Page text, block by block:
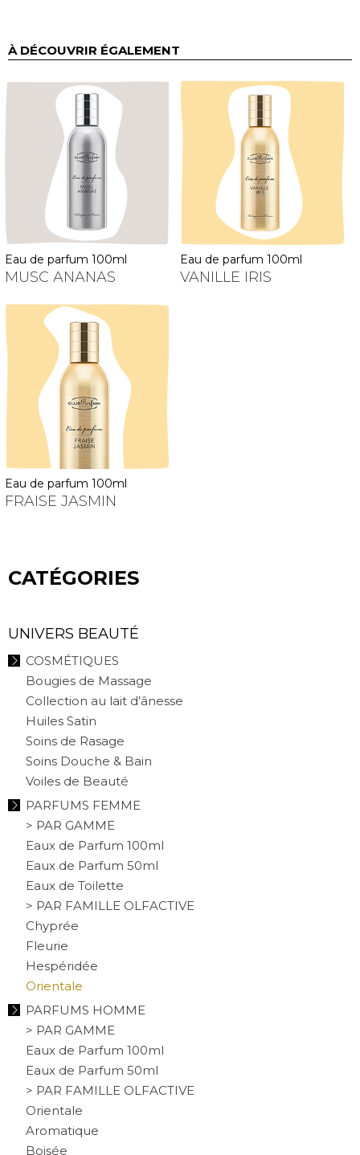
À DÉCOUVRIR ÉGALEMENT
eau de parfum 100ml
MUSC ANANAS
eau de parfum 100ml
VANILLE IRIS
eau de parfum 100ml
FRAISE JASMIN
CATÉGORIES
UNIVERS BEAUTÉ
COSMÉTIQUES
Bougies de Massage
Collection au lait d’ânesse
Huiles Satin
Soins de Rasage
Soins Douche & Bain
Voiles de Beauté
PARFUMS FEMME
> PAR GAMME
Eaux de Parfum 100ml
Eaux de Parfum 50ml
Eaux de Toilette
> PAR FAMILLE OLFACTIVE
Chyprée
Fleurie
Hespéridée
Orientale
PARFUMS HOMME
> PAR GAMME
Eaux de Parfum 100ml
Eaux de Parfum 50ml
> PAR FAMILLE OLFACTIVE
Orientale
Aromatique
Boisée